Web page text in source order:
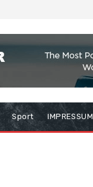
Sport IMPRESSUM